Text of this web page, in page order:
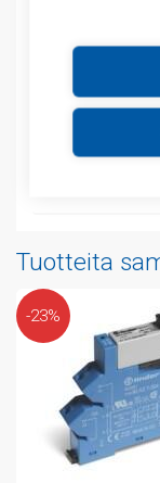
Lisätiedot
Tuotteita
-23%